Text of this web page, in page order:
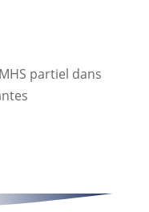
partiel dans